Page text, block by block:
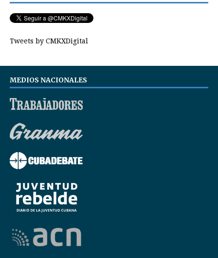
Tweets by CMKXDigital
MEDIOS NACIONALES